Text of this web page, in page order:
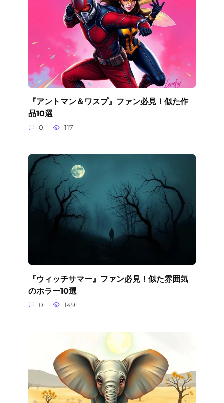
『アントマン＆ワスプ』ファン必見！似た作
品10選
0 117
『ウィッチサマー』ファン必見！似た雰囲気
のホラー10選
0 149